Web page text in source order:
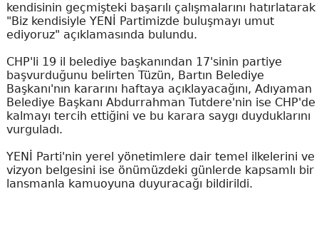
kendisinin geçmişteki başarılı çalışmalarını hatırlatarak
"Biz kendisiyle YENİ Partimizde buluşmayı umut
ediyoruz" açıklamasında bulundu.
CHP'li 19 il belediye başkanından 17'sinin partiye
başvurduğunu belirten Tüzün, Bartın Belediye
Başkanı'nın kararını haftaya açıklayacağını, Adıyaman
Belediye Başkanı Abdurrahman Tutdere'nin ise CHP'de
kalmayı tercih ettiğini ve bu karara saygı duyduklarını
vurguladı.
YENİ Parti'nin yerel yönetimlere dair temel ilkelerini ve
vizyon belgesini ise önümüzdeki günlerde kapsamlı bir
lansmanla kamuoyuna duyuracağı bildirildi.